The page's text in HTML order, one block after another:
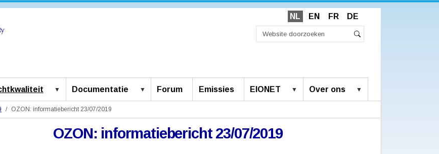
NL EN FR DE
Documentatie Forum Emissies EIONET Over ons
OZON: informatiebericht 23/07/2019
OZON: informatiebericht 23/07/2019